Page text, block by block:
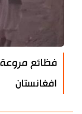
فظائع
افغانستان